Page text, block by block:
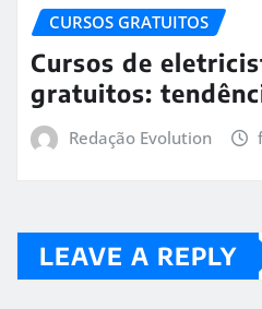
CURSOS GRATUITOS
Cursos de
gratuitos:
Redação Evolution
LEAVE A REPLY